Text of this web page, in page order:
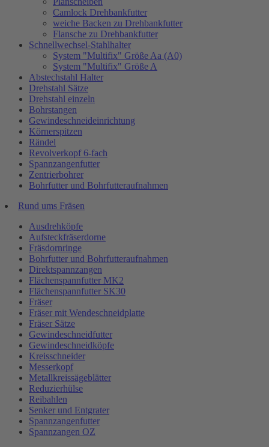
Camlock Drehbankfutter
weiche Backen zu Drehbankfutter
Flansche zu Drehbankfutter
Schnellwechsel-Stahlhalter
System "Multifix" Größe Aa (A0)
System "Multifix" Größe A
Abstechstahl Halter
Drehstahl Sätze
Drehstahl einzeln
Bohrstangen
Gewindeschneideinrichtung
Körnerspitzen
Rändel
Revolverkopf 6-fach
Spannzangenfutter
Zentrierbohrer
Bohrfutter und Bohrfutteraufnahmen
Rund ums Fräsen
Ausdrehköpfe
Aufsteckfräserdorne
Fräsdornringe
Bohrfutter und Bohrfutteraufnahmen
Direktspannzangen
Flächenspannfutter MK2
Flächenspannfutter SK30
Fräser
Fräser mit Wendeschneidplatte
Fräser Sätze
Gewindeschneidfutter
Gewindeschneidköpfe
Kreisschneider
Messerkopf
Metallkreissägeblätter
Reduzierhülse
Reibahlen
Senker und Entgrater
Spannzangenfutter
Spannzangen OZ